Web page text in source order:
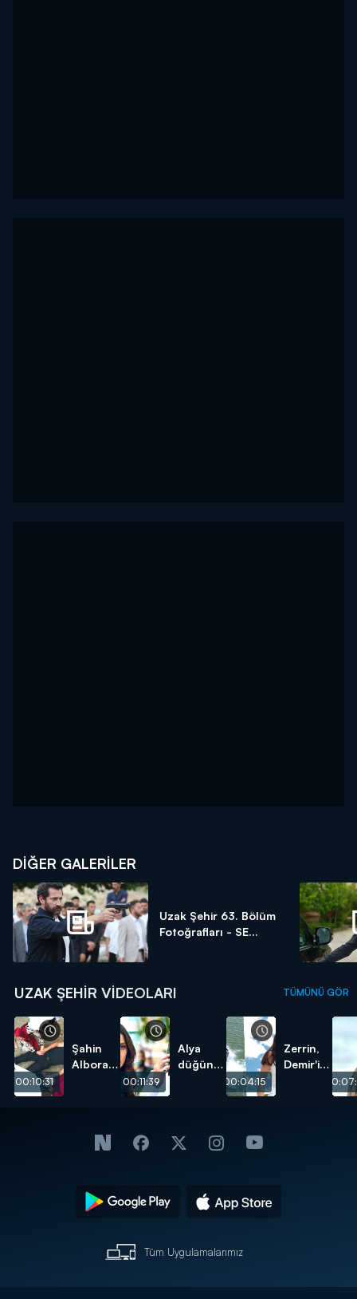
DİĞER GALERİLER
Uzak Şehir 63. Bölüm
Fotoğrafları - SE...
UZAK ŞEHIR VIDEOLARI TÜMÜNÜ GÖR
00:10:31
Şahin
Albora
00:11:39
Alya
düğün
00:04:15
Zerrin,
Demir'i
Tüm Uygulamalarımız